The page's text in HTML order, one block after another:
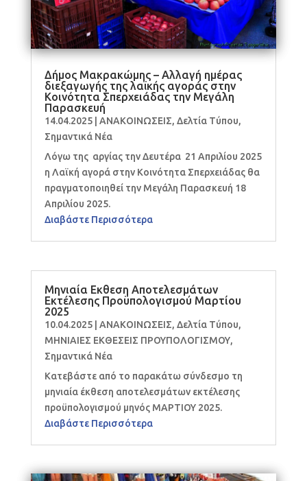
Δήμος Μακρακώμης – Αλλαγή ημέρας
διεξαγωγής της λαϊκής αγοράς στην
Κοινότητα Σπερχειάδας την Μεγάλη
Παρασκευή
14.04.2025| ΑΝΑΚΟΙΝΩΣΕΙΣ, Δελτία Τύπου,
Σημαντικά Νέα
Λόγω της αργίας την Δευτέρα 21 Απριλίου 2025
η Λαϊκή αγορά στην Κοινότητα Σπερχειάδας θα
πραγματοποιηθεί την Μεγάλη Παρασκευή 18
Απριλίου 2025.
Διαβάστε Περισσότερα
Μηνιαία Εκθεση Αποτελεσμάτων
Εκτέλεσης Προϋπολογισμού Μαρτίου
2025
10.04.2025| ΑΝΑΚΟΙΝΩΣΕΙΣ, Δελτία Τύπου,
ΜΗΝΙΑΙΕΣ ΕΚΘΕΣΕΙΣ ΠΡΟΥΠΟΛΟΓΙΣΜΟΥ,
Σημαντικά Νέα
Κατεβάστε από το παρακάτω σύνδεσμο τη
μηνιαία έκθεση αποτελεσμάτων εκτέλεσης
προϋπολογισμού μηνός ΜΑΡΤΙΟΥ 2025.
Διαβάστε Περισσότερα